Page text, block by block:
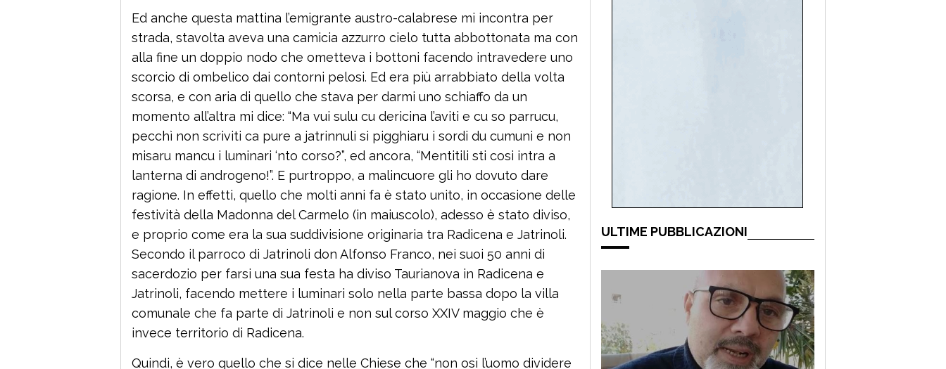
Ed anche questa mattina l’emigrante austro-calabrese mi incontra per
strada, stavolta aveva una camicia azzurro cielo tutta abbottonata ma con
alla fine un doppio nodo che ometteva i bottoni facendo intravedere uno
scorcio di ombelico dai contorni pelosi. Ed era più arrabbiato della volta
scorsa, e con aria di quello che stava per darmi uno schiaffo da un
momento all’altra mi dice: “Ma vui sulu cu dericina l’aviti e cu so parrucu,
pecchì non scriviti ca pure a jatrinnuli si pigghiaru i sordi du cumuni e non
misaru mancu i luminari ‘nto corso?”, ed ancora, “Mentitili sti cosi intra a
lanterna di androgeno!”. E purtroppo, a malincuore gli ho dovuto dare
ragione. In effetti, quello che molti anni fa è stato unito, in occasione delle
festività della Madonna del Carmelo (in maiuscolo), adesso è stato diviso,
e proprio come era la sua suddivisione originaria tra Radicena e Jatrinoli.
Secondo il parroco di Jatrinoli don Alfonso Franco, nei suoi 50 anni di
sacerdozio per farsi una sua festa ha diviso Taurianova in Radicena e
Jatrinoli, facendo mettere i luminari solo nella parte bassa dopo la villa
comunale che fa parte di Jatrinoli e non sul corso XXIV maggio che è
invece territorio di Radicena.
Quindi, è vero quello che si dice nelle Chiese che “non osi l’uomo dividere
ULTIME PUBBLICAZIONI